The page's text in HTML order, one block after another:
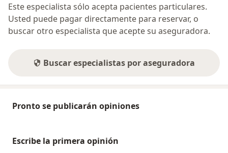
Este especialista sólo acepta pacientes particulares.
Usted puede pagar directamente para reservar, o
buscar otro especialista que acepte su aseguradora.
Buscar especialistas por aseguradora
Pronto se publicarán opiniones
Escribe la primera opinión